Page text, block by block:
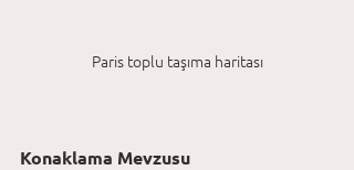
Paris toplu taşıma haritası
Konaklama Mevzusu